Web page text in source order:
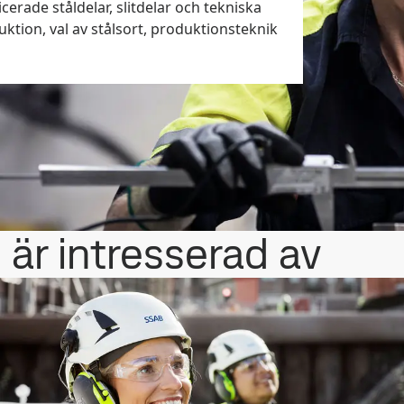
ståldelar, slitdelar och tekniska
val av stålsort, produktionsteknik
intresserad av